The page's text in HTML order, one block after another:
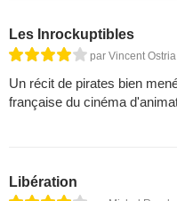
Les Inrockuptibles
par Vincent Ostria
Un récit de pirates bien
française du cinéma
Libération